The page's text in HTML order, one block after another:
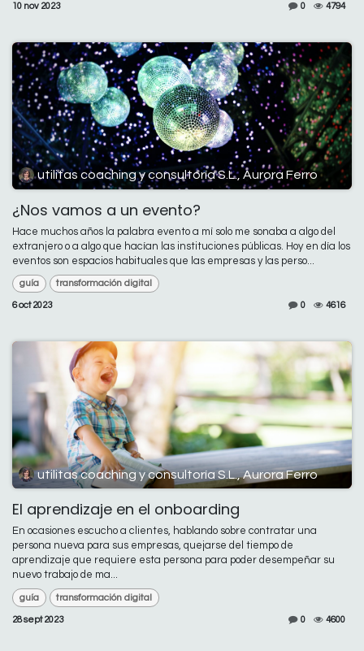
10 nov 2023 0 4794
utilitas coaching y consultoría S.L., Aurora Ferro
¿Nos vamos a un evento?
Hace muchos años la palabra evento a mí solo me sonaba a algo del
extranjero o a algo que hacían las instituciones públicas. Hoy en día los
eventos son espacios habituales que las empresas y las perso...
guía transformación digital
6 oct 2023 0 4616
utilitas coaching y consultoría S.L., Aurora Ferro
El aprendizaje en el onboarding
En ocasiones escucho a clientes, hablando sobre contratar una
persona nueva para sus empresas, quejarse del tiempo de
aprendizaje que requiere esta persona para poder desempeñar su
nuevo trabajo de ma...
guía transformación digital
28 sept 2023 0 4600